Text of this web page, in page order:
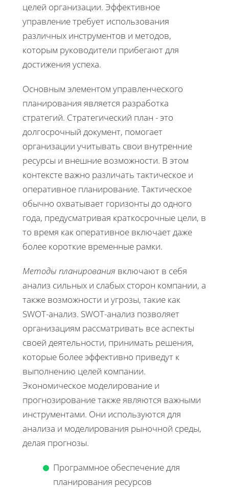
целей организации. Эффективное
управление требует использования
различных инструментов и методов,
которым руководители прибегают для
достижения успеха.
Основным элементом управленческого
планирования является разработка
стратегий. Стратегический план - это
долгосрочный документ, помогает
организации учитывать свои внутренние
ресурсы и внешние возможности. В этом
контексте важно различать тактическое и
оперативное планирование. Тактическое
обычно охватывает горизонты до одного
года, предусматривая краткосрочные цели, в
то время как оперативное включает даже
более короткие временные рамки.
Методы планирования включают в себя
анализ сильных и слабых сторон компании, а
также возможности и угрозы, такие как
SWOT-анализ. SWOT-анализ позволяет
организациям рассматривать все аспекты
своей деятельности, принимать решения,
которые более эффективно приведут к
выполнению целей компании.
Экономическое моделирование и
прогнозирование также являются важными
инструментами. Они используются для
анализа и моделирования рыночной среды,
делая прогнозы.
Программное обеспечение для
планирования ресурсов